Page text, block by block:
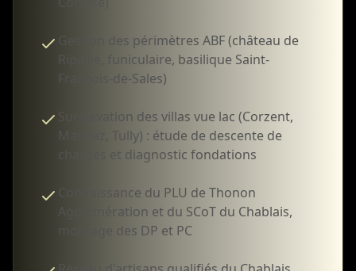
Gestion des périmètres ABF (château de
Ripaille, funiculaire, basilique Saint-
François-de-Sales)
Surélévation des villas vue lac (Corzent,
Marclaz, Tully) : étude de descente de
charges et diagnostic fondations
Connaissance du PLU de Thonon
Agglomération et du SCoT du Chablais,
montage des DP et PC